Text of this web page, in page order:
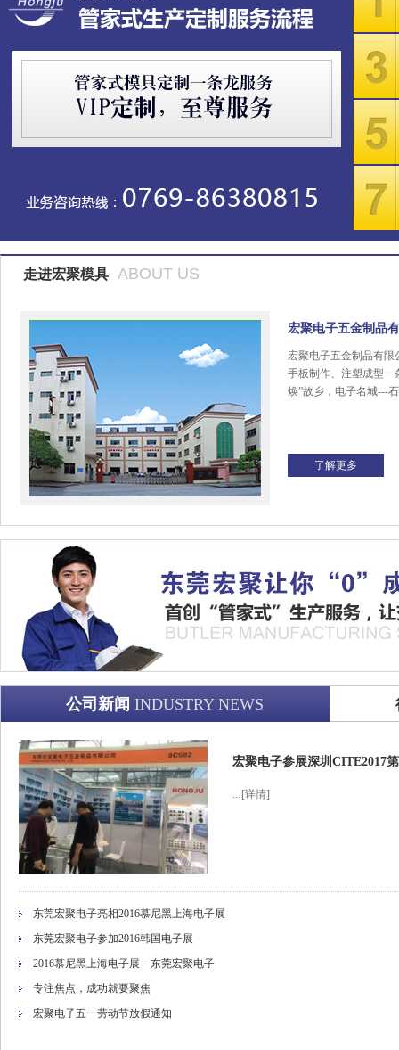
走进宏聚模具 ABOUT US
宏聚电子五金制品
宏聚电子五金制品有限
手板制作、注塑成型一
焕”故乡，电子名城---
了解更多
公司新闻 INDUSTRY NEWS
宏聚电子参展深圳CITE2017
... [详情]
东莞宏聚电子亮相2016慕尼黑上海电子展
东莞宏聚电子参加2016韩国电子展
2016慕尼黑上海电子展－东莞宏聚电子
专注焦点，成功就要聚焦
宏聚电子五一劳动节放假通知